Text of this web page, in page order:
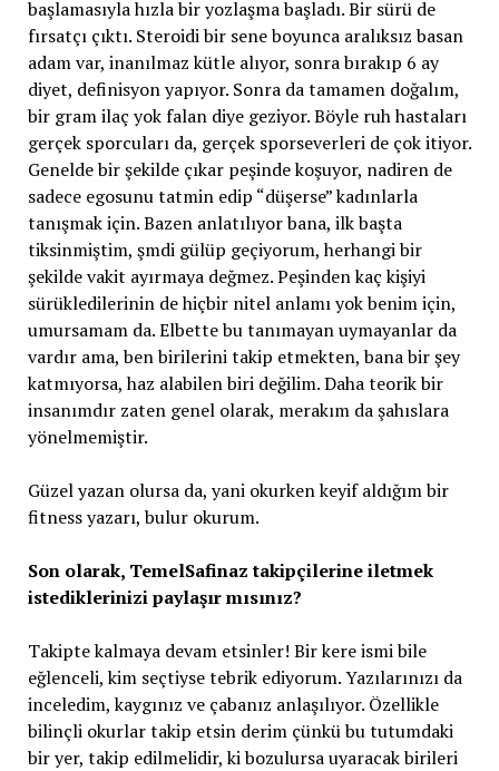
başlamasıyla hızla bir yozlaşma başladı. Bir sürü de
fırsatçı çıktı. Steroidi bir sene boyunca aralıksız basan
adam var, inanılmaz kütle alıyor, sonra bırakıp 6 ay
diyet, definisyon yapıyor. Sonra da tamamen doğalım,
bir gram ilaç yok falan diye geziyor. Böyle ruh hastaları
gerçek sporcuları da, gerçek sporseverleri de çok itiyor.
Genelde bir şekilde çıkar peşinde koşuyor, nadiren de
sadece egosunu tatmin edip “düşerse” kadınlarla
tanışmak için. Bazen anlatılıyor bana, ilk başta
tiksinmiştim, şmdi gülüp geçiyorum, herhangi bir
şekilde vakit ayırmaya değmez. Peşinden kaç kişiyi
sürükledilerinin de hiçbir nitel anlamı yok benim için,
umursamam da. Elbette bu tanımayan uymayanlar da
vardır ama, ben birilerini takip etmekten, bana bir şey
katmıyorsa, haz alabilen biri değilim. Daha teorik bir
insanımdır zaten genel olarak, merakım da şahıslara
yönelmemiştir.
Güzel yazan olursa da, yani okurken keyif aldığım bir
fitness yazarı, bulur okurum.
Son olarak, TemelSafinaz takipçilerine iletmek
istediklerinizi paylaşır mısınız?
Takipte kalmaya devam etsinler! Bir kere ismi bile
eğlenceli, kim seçtiyse tebrik ediyorum. Yazılarınızı da
inceledim, kaygınız ve çabanız anlaşılıyor. Özellikle
bilinçli okurlar takip etsin derim çünkü bu tutumdaki
bir yer, takip edilmelidir, ki bozulursa uyaracak birileri